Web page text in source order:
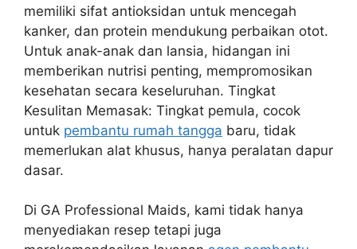
memiliki sifat antioksidan untuk mencegah
kanker, dan protein mendukung perbaikan otot.
Untuk anak-anak dan lansia, hidangan ini
memberikan nutrisi penting, mempromosikan
kesehatan secara keseluruhan. Tingkat
Kesulitan Memasak: Tingkat pemula, cocok
untuk pembantu rumah tangga baru, tidak
memerlukan alat khusus, hanya peralatan dapur
dasar.
Di GA Professional Maids, kami tidak hanya
menyediakan resep tetapi juga